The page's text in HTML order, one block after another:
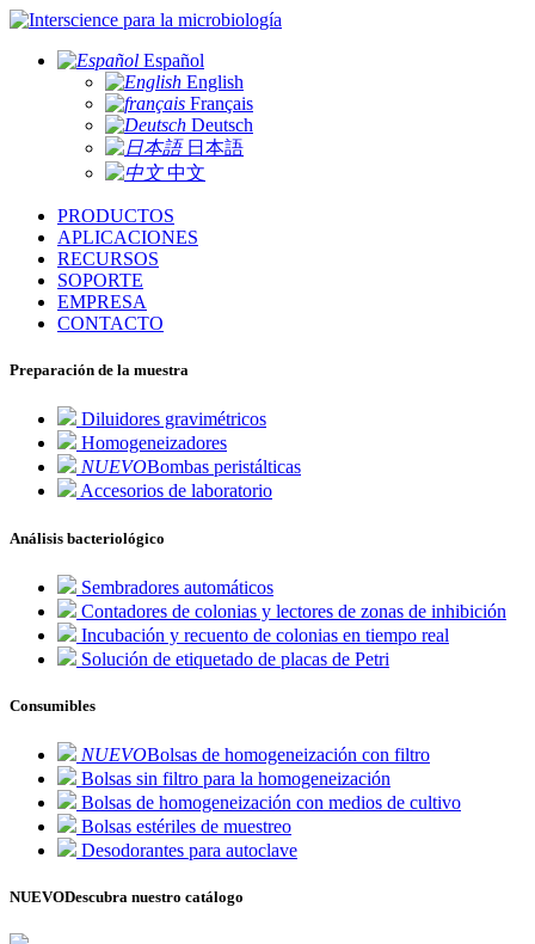
para la microbiología
Español
English
Français
Deutsch
日本語
中文
PRODUCTOS
APLICACIONES
RECURSOS
SOPORTE
EMPRESA
CONTACTO
Preparación de la muestra
Diluidores gravimétricos
Homogeneizadores
NUEVOBombas peristálticas
Accesorios de laboratorio
Análisis bacteriológico
Sembradores automáticos
Contadores de colonias y lectores de zonas de inhibición
Incubación y recuento de colonias en tiempo real
Solución de etiquetado de placas de Petri
Consumibles
NUEVOBolsas de homogeneización con filtro
Bolsas sin filtro para la homogeneización
Bolsas de homogeneización con medios de cultivo
Bolsas estériles de muestreo
Desodorantes para autoclave
NUEVODescubra nuestro catálogo